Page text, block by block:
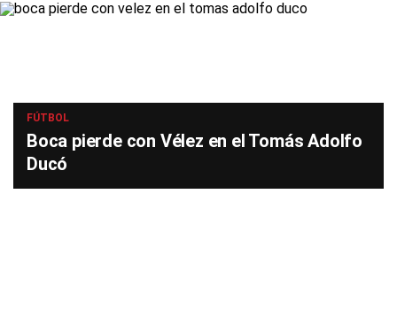
FÚTBOL
Boca pierde con Vélez en el Tomás Adolfo
Ducó